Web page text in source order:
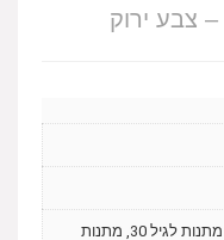
מתנות לגיל 20, מתנות לגיל 30, מתנות